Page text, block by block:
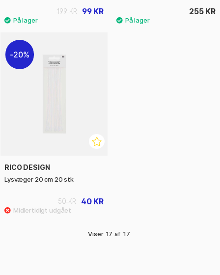
99 KR
199 KR 255 KR
20%
RICO DESIGN
Lysvæger 20 cm 20 stk
40 KR
50 KR
Viser 17 af 17